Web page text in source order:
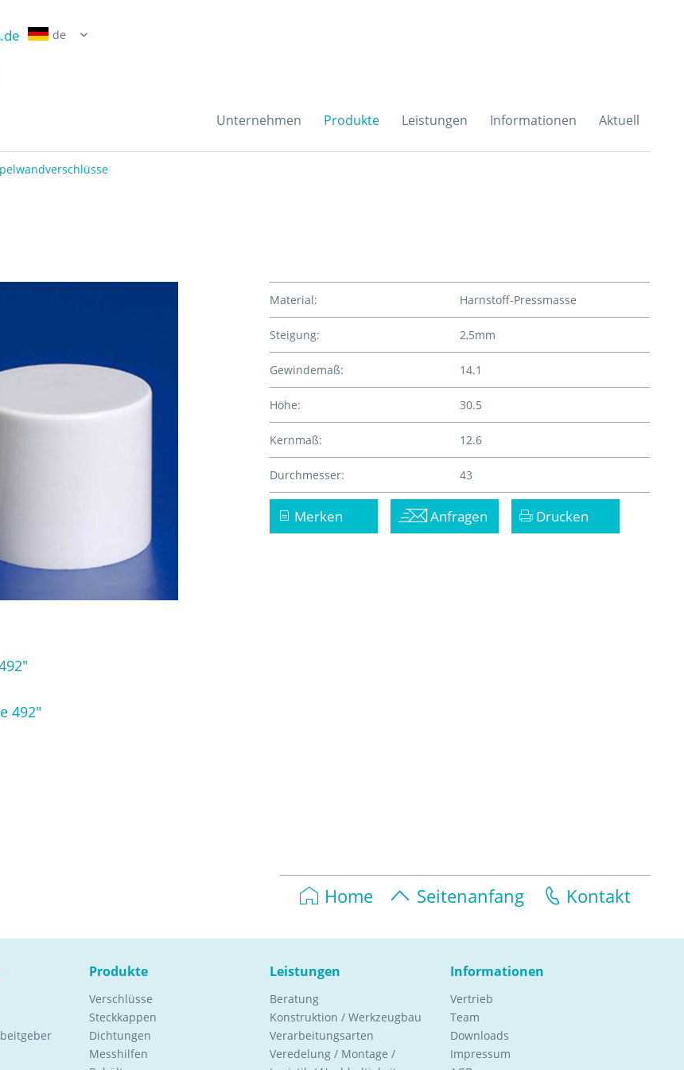
Unternehmen Produkte Leistungen Informationen Aktuell
492"
Material: Harnstoff-Pressmasse
Steigung: 2,5mm
Gewindemaß: 14.1
Höhe: 30.5
Kernmaß: 12.6
Durchmesser: 43
Merken Anfragen Drucken
Home Seitenanfang Kontakt
Produkte
Verschlüsse
Steckkappen
Dichtungen
Messhilfen
Leistungen
Beratung
Konstruktion / Werkzeugbau
Verarbeitungsarten
Veredelung / Montage /
Informationen
Vertrieb
Team
Downloads
Impressum